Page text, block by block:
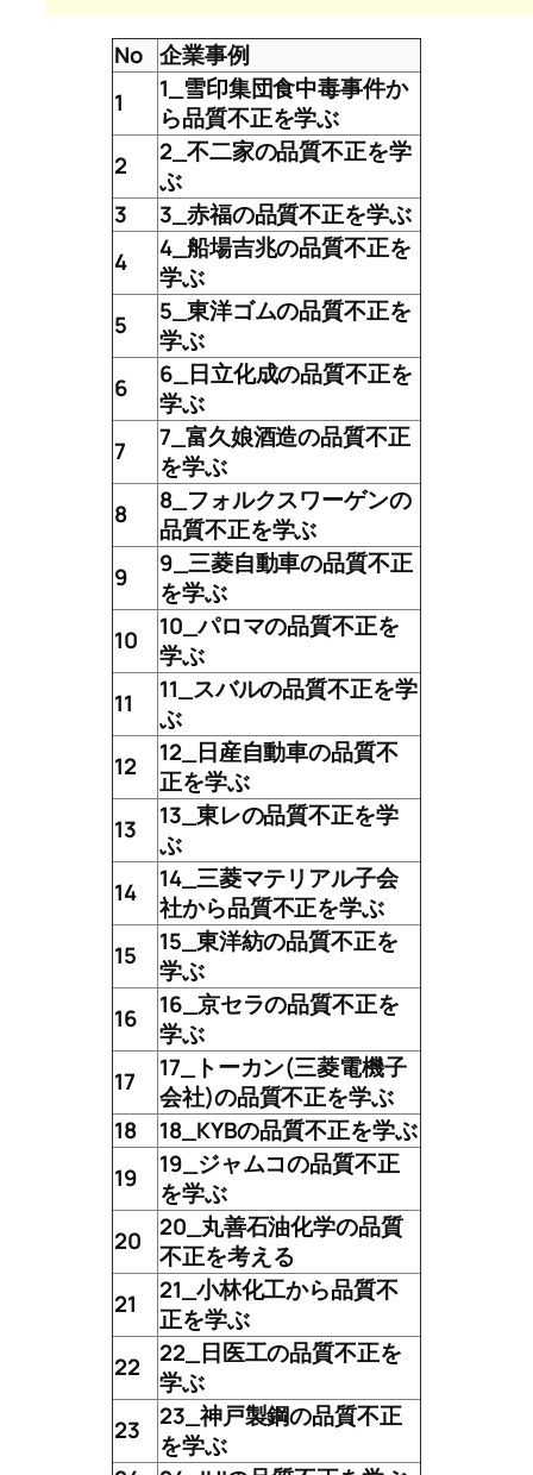
No 企業事例
1
1_雪印集団食中毒事件か
ら品質不正を学ぶ
2
2_不二家の品質不正を学
ぶ
3
3_赤福の品質不正を学ぶ
4
4_船場吉兆の品質不正を
学ぶ
5
5_東洋ゴムの品質不正を
学ぶ
6
6_日立化成の品質不正を
学ぶ
7
7_富久娘酒造の品質不正
を学ぶ
8
8_フォルクスワーゲンの
品質不正を学ぶ
9
9_三菱自動車の品質不正
を学ぶ
10
10_パロマの品質不正を
学ぶ
11
11_スバルの品質不正を学
ぶ
12
12_日産自動車の品質不
正を学ぶ
13
13_東レの品質不正を学
ぶ
14
14_三菱マテリアル子会
社から品質不正を学ぶ
15
15_東洋紡の品質不正を
学ぶ
16
16_京セラの品質不正を
学ぶ
17
17_トーカン(三菱電機子
会社)の品質不正を学ぶ
18
18_KYBの品質不正を学ぶ
19
19_ジャムコの品質不正
を学ぶ
20
20_丸善石油化学の品質
不正を考える
21
21_小林化工から品質不
正を学ぶ
22
22_日医工の品質不正を
学ぶ
23
23_神戸製鋼の品質不正
を学ぶ